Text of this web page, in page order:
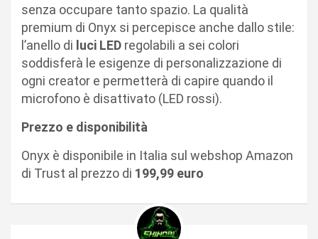
senza occupare tanto spazio. La qualità
premium di Onyx si percepisce anche dallo stile:
l’anello di luci LED regolabili a sei colori
soddisferà le esigenze di personalizzazione di
ogni creator e permetterà di capire quando il
microfono è disattivato (LED rossi).
Prezzo e disponibilità
Onyx è disponibile in Italia sul webshop Amazon
di Trust al prezzo di 199,99 euro